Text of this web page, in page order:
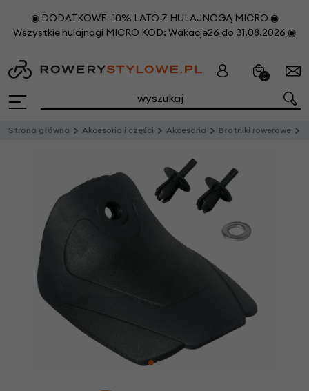
◉ DODATKOWE -10% LATO Z HULAJNOGĄ MICRO ◉
Wszystkie hulajnogi MICRO KOD: Wakacje26 do 31.08.2026 ◉
0
Strona główna Akcesoria i części Akcesoria Błotniki rowerowe